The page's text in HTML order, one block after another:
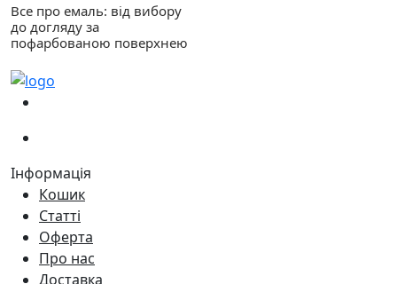
Все про емаль: від вибору
до догляду за
пофарбованою поверхнею
Інформація
Кошик
Статті
Оферта
Про нас
Доставка